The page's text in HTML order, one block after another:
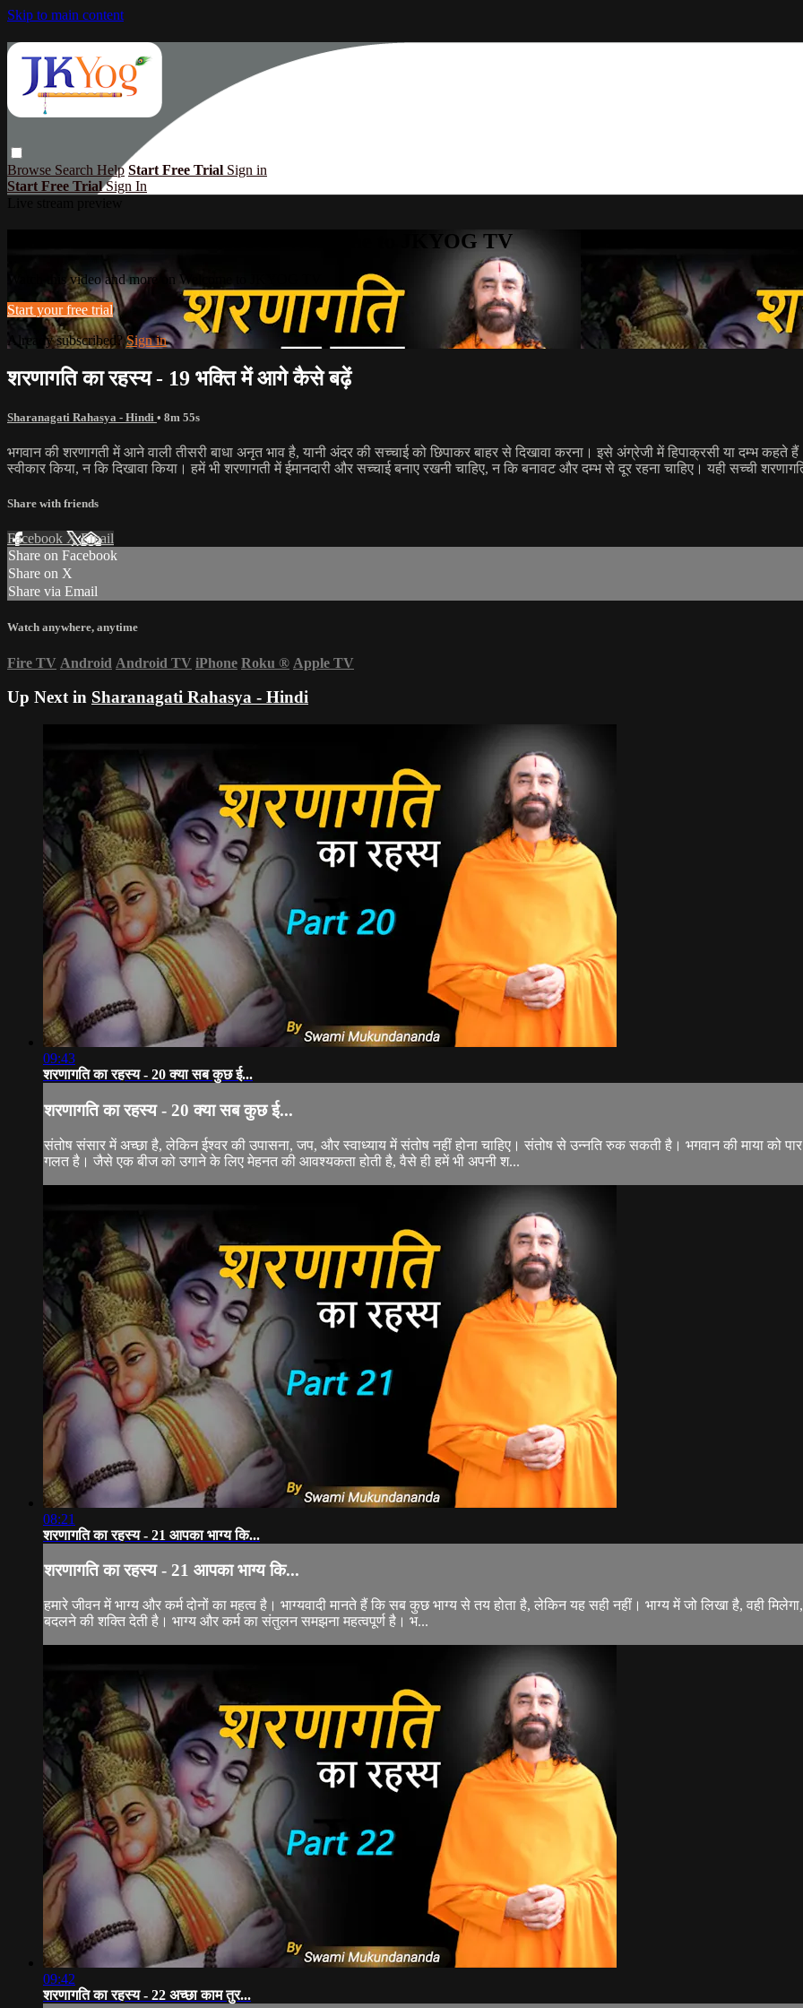
Skip to main content
Browse Search Help Start Free Trial Sign in
Start Free TrialSign In
Watch this video and more on Welcome to JKYOG TV
Watch this video and more on Welcome to JKYOG TV
Start your free trial
Already subscribed?Sign in
शरणागति का रहस्य - 19 भक्ति में आगे कैसे बढ़ें
Sharanagati Rahasya - Hindi • 8m 55s
भगवान की शरणागती में आने वाली तीसरी बाधा अनृत भाव है, यानी अंदर की सच्चाई को छिपाकर बाहर से दिखावा करना। इसे अंग्रेजी में हिपाक्रसी या दम्भ
स्वीकार किया, न कि दिखावा किया। हमें भी शरणागती में ईमानदारी और सच्चाई बनाए रखनी चाहिए, न कि बनावट और दम्भ से दूर रहना चाहिए। यही सच्ची
Share with friends
Facebook XEmail
Share on Facebook
Share on X
Share via Email
Watch anywhere, anytime
Fire TV Android Android TV iPhone Roku ® Apple TV
Up Next in Sharanagati Rahasya - Hindi
09:43
शरणागति का रहस्य - 20 क्या सब कुछ ई...
शरणागति का रहस्य - 20 क्या सब कुछ ई...
संतोष संसार में अच्छा है, लेकिन ईश्वर की उपासना, जप, और स्वाध्याय में संतोष नहीं होना चाहिए। संतोष से उन्नति रुक सकती है। भगवान की माया को
गलत है। जैसे एक बीज को उगाने के लिए मेहनत की आवश्यकता होती है, वैसे ही हमें भी अपनी श...
08:21
शरणागति का रहस्य - 21 आपका भाग्य कि...
शरणागति का रहस्य - 21 आपका भाग्य कि...
हमारे जीवन में भाग्य और कर्म दोनों का महत्व है। भाग्यवादी मानते हैं कि सब कुछ भाग्य से तय होता है, लेकिन यह सही नहीं। भाग्य में जो लिखा है, वही
बदलने की शक्ति देती है। भाग्य और कर्म का संतुलन समझना महत्वपूर्ण है। भ...
09:42
शरणागति का रहस्य - 22 अच्छा काम तुर...